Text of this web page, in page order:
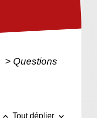
> Questions
Tout déplier